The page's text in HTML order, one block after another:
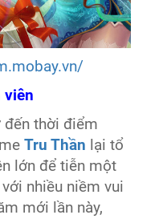
viên
đến thời điểm
Tru Thần lại tổ
lớn để tiễn một
nhiều niềm vui
mới lần này,